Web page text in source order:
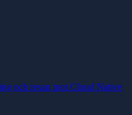
och resan mot Cloud Native